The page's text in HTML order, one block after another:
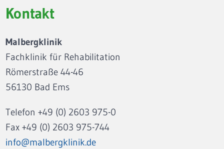
Kontakt
Malbergklinik
Fachklinik für Rehabilitation
Römerstraße 44-46
56130 Bad Ems
Telefon +49 (0) 2603 975-0
Fax +49 (0) 2603 975-744
info@malbergklinik.de